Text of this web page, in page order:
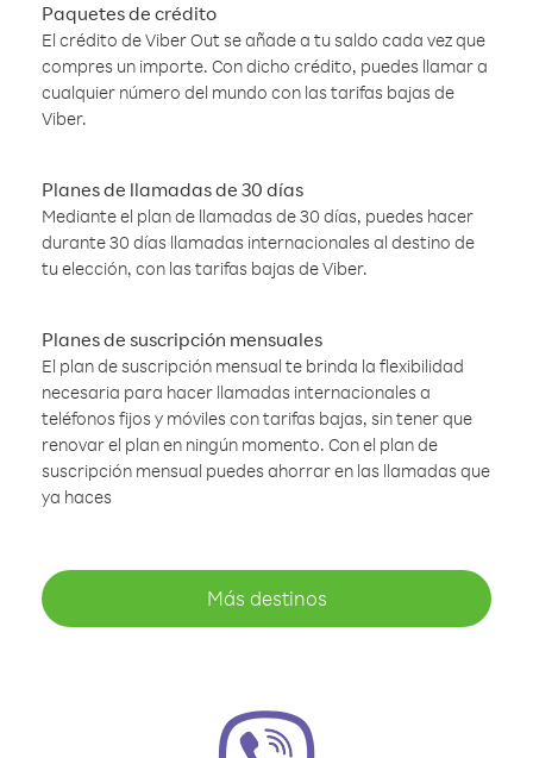
Paquetes de crédito
El crédito de Viber Out se añade a tu saldo cada vez que
compres un importe. Con dicho crédito, puedes llamar a
cualquier número del mundo con las tarifas bajas de
Viber.
Planes de llamadas de 30 días
Mediante el plan de llamadas de 30 días, puedes hacer
durante 30 días llamadas internacionales al destino de
tu elección, con las tarifas bajas de Viber.
Planes de suscripción mensuales
El plan de suscripción mensual te brinda la flexibilidad
necesaria para hacer llamadas internacionales a
teléfonos fijos y móviles con tarifas bajas, sin tener que
renovar el plan en ningún momento. Con el plan de
suscripción mensual puedes ahorrar en las llamadas que
ya haces
Más destinos